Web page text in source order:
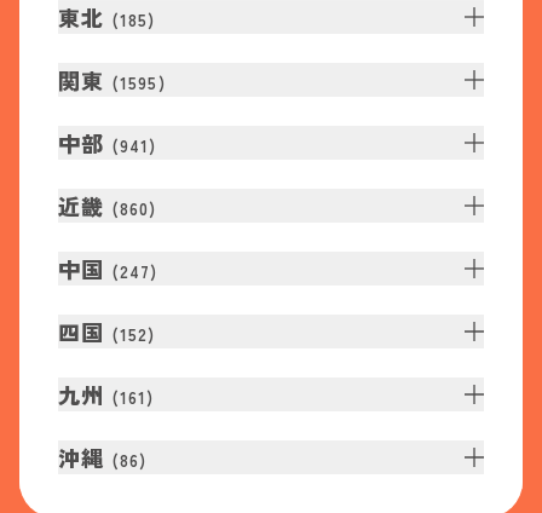
東北 (185)
関東 (1595 )
中部 (941 )
近畿 (860)
中国 (247)
四国 (152)
九州 (161 )
沖縄 (86)